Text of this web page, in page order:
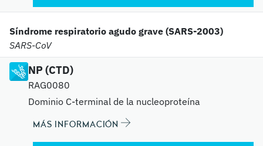
Síndrome respiratorio agudo grave (SARS-2003)
SARS-CoV
NP (CTD)
RAG0080
Dominio C-terminal de la nucleoproteína
MÁS INFORMACIÓN